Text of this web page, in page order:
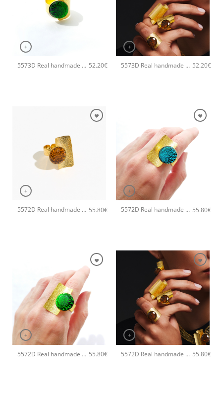
+
5573D Real handmade crystal big χειροποίητο δαχτυλιδι Catherine bijoux Πράσινο 52.20€
+
5573D Real handmade crystal big χειροποίητο δαχτυλιδι Catherine bijoux Ασημί 52.20€
+
5572D Real handmade crystal χειροποίητο βραχιόλι Catherine bijoux Χρυσό 55.80€
+
5572D Real handmade crystal χειροποίητο βραχιόλι Catherine bijoux Τυρκουάζ 55.80€
+
5572D Real handmade crystal χειροποίητο βραχιόλι Catherine bijoux Πράσινο 55.80€
+
5572D Real handmade crystal χειροποίητο βραχιόλι Catherine bijoux Ασημί 55.80€